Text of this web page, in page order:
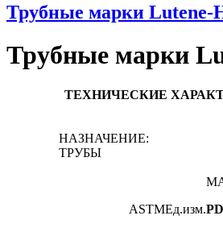
Трубные марки Lutene-
Трубные марки
ТЕХНИЧЕСКИЕ
НАЗНАЧЕНИЕ:
ТРУБЫ
ASTMЕд.изм.